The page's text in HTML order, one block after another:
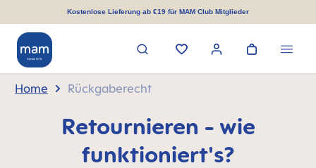
springenKostenlose Lieferung ab €19 für MAM Club Mitglieder
Home Rückgaberecht
Retournieren - wie
funktioniert's?